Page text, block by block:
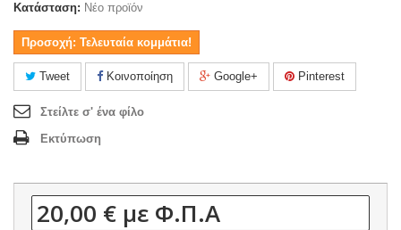
Κατάσταση: Νέο προϊόν
Προσοχή: Τελευταία κομμάτια!
Tweet Κοινοποίηση Google+ Pinterest
Στείλτε σ' ένα φίλο
Εκτύπωση
20,00 € με Φ.Π.Α